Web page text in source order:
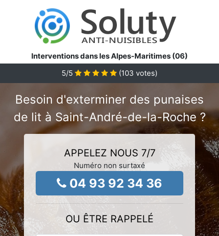
Interventions dans les Alpes-Maritimes (06)
5/5 (103 votes)
Besoin d'exterminer des punaises
de lit à Saint-André-de-la-Roche ?
APPELEZ NOUS 7/7
Numéro non surtaxé
04 93 92 34 36
OU ÊTRE RAPPELÉ